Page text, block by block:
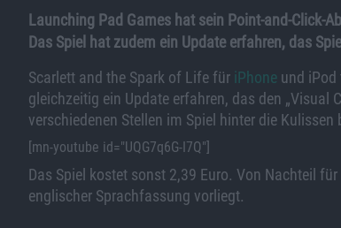
Launching Pad Games hat sein Point-and-Click-
Das Spiel hat zudem ein Update erfahren, das
Scarlett and the Spark of Life für iPhone und iPod
gleichzeitig ein Update erfahren, das den „Visual
verschiedenen Stellen im Spiel hinter die
[mn-youtube id="UQG7q6G-I7Q"]
Das Spiel kostet sonst 2,39 Euro. Von Nachteil
englischer Sprachfassung vorliegt.